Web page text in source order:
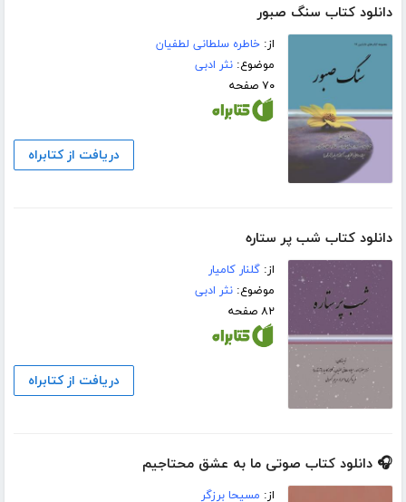
دانلود کتاب سنگ صبور
از:خاطره سلطانی لطفیان
موضوع:نثر ادبی
۷۰ صفحه
دریافت از کتابراه
دانلود کتاب شب پر ستاره
از:گلنار کامیار
موضوع:نثر ادبی
۸۲ صفحه
دریافت از کتابراه
🎧 دانلود کتاب صوتی ما به عشق محتاجیم
از: مسیحا برزگر